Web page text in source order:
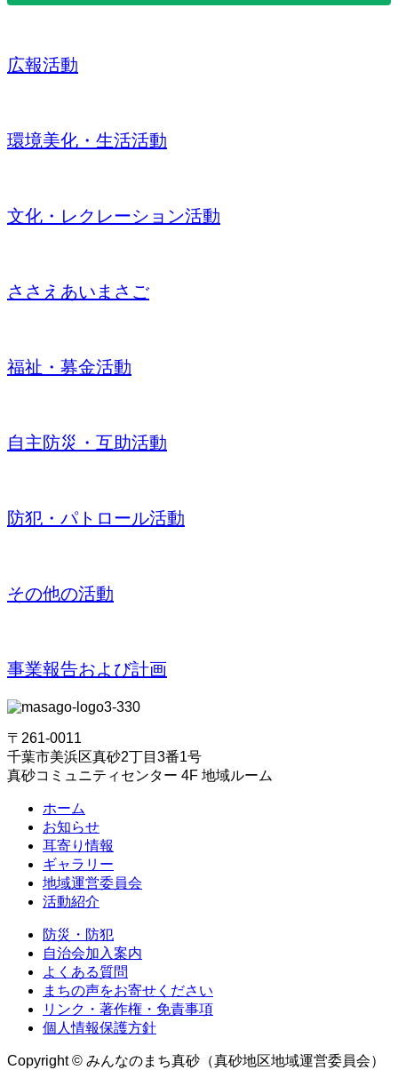
広報活動
環境美化・生活活動
文化・レクレーション活動
ささえあいまさご
福祉・募金活動
自主防災・互助活動
防犯・パトロール活動
その他の活動
事業報告および計画
〒261-0011
千葉市美浜区真砂2丁目3番1号
真砂コミュニティセンター 4F 地域ルーム
ホーム
お知らせ
耳寄り情報
ギャラリー
地域運営委員会
活動紹介
防災・防犯
自治会加入案内
よくある質問
まちの声をお寄せください
リンク・著作権・免責事項
個人情報保護方針
Copyright © みんなのまち真砂（真砂地区地域運営委員会）